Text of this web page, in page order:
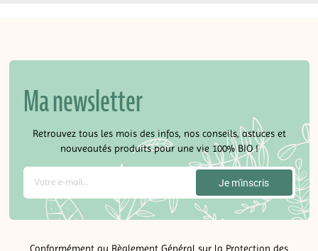
Ma newsletter
Retrouvez tous les mois des infos, nos conseils, astuces et
nouveautés produits pour une vie 100% BIO !
Conformément au Règlement Général sur la Protection des